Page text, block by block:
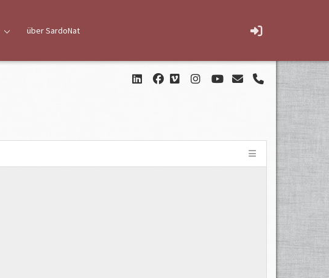
über SardoNat